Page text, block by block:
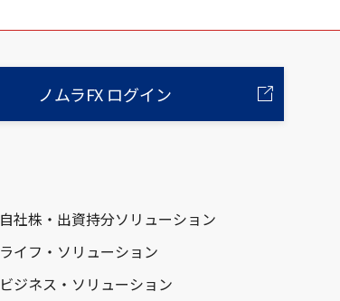
ノムラFX ログイン
自社株・出資持分ソリューション
ライフ・ソリューション
ビジネス・ソリューション